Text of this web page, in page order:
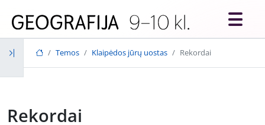
Temos Klaipėdos jūrų uostas Rekordai
Rekordai